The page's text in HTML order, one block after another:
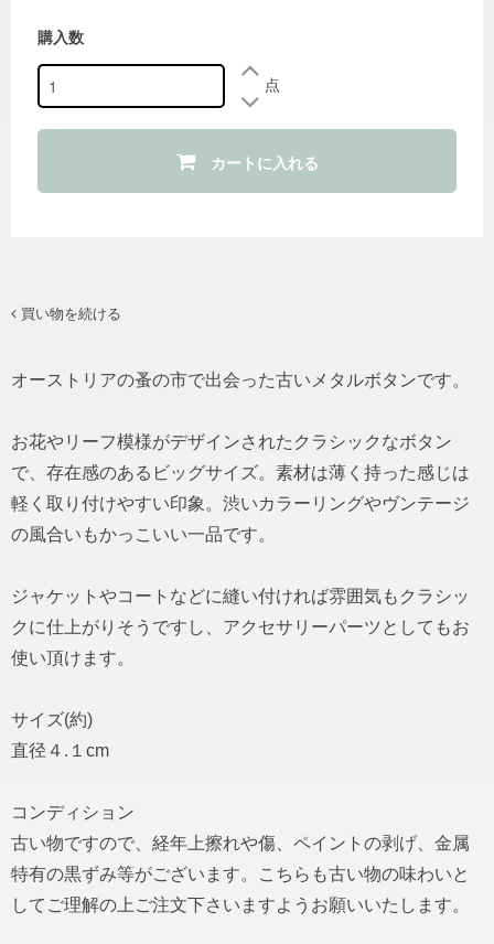
購入数
点
カートに入れる
買い物を続ける
オーストリアの蚤の市で出会った古いメタルボタンです。
お花やリーフ模様がデザインされたクラシックなボタン
で、存在感のあるビッグサイズ。素材は薄く持った感じは
軽く取り付けやすい印象。渋いカラーリングやヴンテージ
の風合いもかっこいい一品です。
ジャケットやコートなどに縫い付ければ雰囲気もクラシッ
クに仕上がりそうですし、アクセサリーパーツとしてもお
使い頂けます。
サイズ(約)
直径４.１cm
コンディション
古い物ですので、経年上擦れや傷、ペイントの剥げ、金属
特有の黒ずみ等がございます。こちらも古い物の味わいと
してご理解の上ご注文下さいますようお願いいたします。